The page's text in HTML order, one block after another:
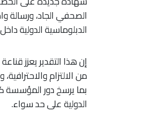
الصحفي الجاد، ورسالة
الدبلوماسية الدولية
إن هذا التقدير يعزز
من الالتزام
بما يرسخ دور المؤسسة
الدولية على حد سواء.